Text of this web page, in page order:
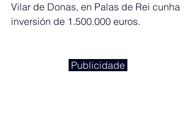
Vilar de Donas, en Palas de Rei cunha
inversión de 1.500.000 euros.
Publicidade